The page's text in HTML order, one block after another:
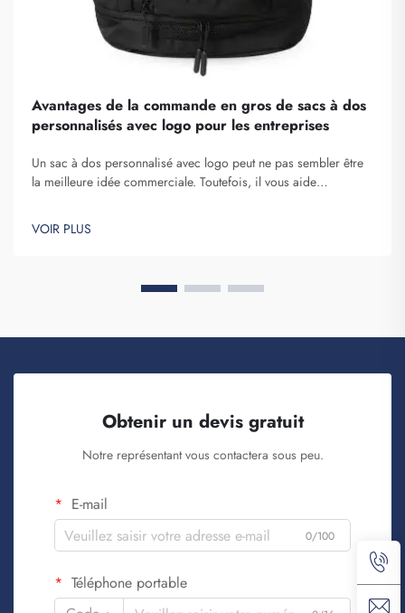
Avantages de la commande en gros de sacs à dos
personnalisés avec logo pour les entreprises
Un sac à dos personnalisé avec logo peut ne pas sembler être
la meilleure idée commerciale. Toutefois, il vous aide
une entreprise qui passe des commandes en gros de ces
articles afin de renforcer la notoriété de la marque. Vous savez,
VOIR PLUS
Obtenir un devis gratuit
Notre représentant vous contactera sous peu.
E-mail
0/100
Téléphone portable